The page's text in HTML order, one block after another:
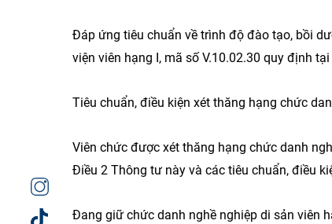
Đáp ứng tiêu chuẩn về trình độ đào tạo, bồi
viện viên hạng I, mã số V.10.02.30 quy định
Tiêu chuẩn, điều kiện xét thăng hạng chức
Viên chức được xét thăng hạng chức danh
Điều 2 Thông tư này và các tiêu chuẩn, điều
Đang giữ chức danh nghề nghiệp di sản viên